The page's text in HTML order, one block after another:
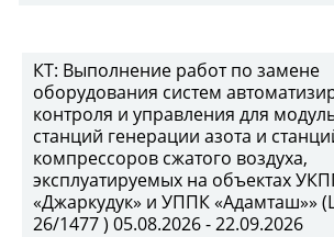
КТ: Выполнение работ по замене
оборудования систем
контроля и управления для
станций генерации азота и
компрессоров сжатого воздуха,
эксплуатируемых на объектах
«Джаркудук» и УППК «Адамташ»»
26/1477 ) 05.08.2026 - 22.09.2026